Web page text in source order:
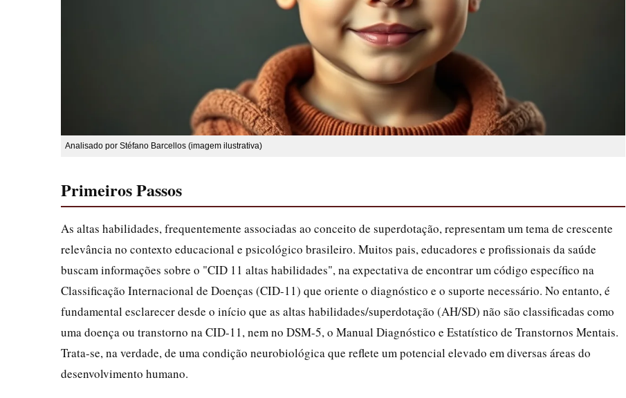
Analisado por Stéfano Barcellos (imagem ilustrativa)
Primeiros Passos
As altas habilidades, frequentemente associadas ao conceito de superdotação, representam um tema de crescente
relevância no contexto educacional e psicológico brasileiro. Muitos pais, educadores e profissionais da saúde
buscam informações sobre o "CID 11 altas habilidades", na expectativa de encontrar um código específico na
Classificação Internacional de Doenças (CID-11) que oriente o diagnóstico e o suporte necessário. No entanto, é
fundamental esclarecer desde o início que as altas habilidades/superdotação (AH/SD) não são classificadas como
uma doença ou transtorno na CID-11, nem no DSM-5, o Manual Diagnóstico e Estatístico de Transtornos Mentais.
Trata-se, na verdade, de uma condição neurobiológica que reflete um potencial elevado em diversas áreas do
desenvolvimento humano.